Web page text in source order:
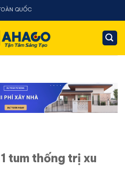
tum thống trị xu